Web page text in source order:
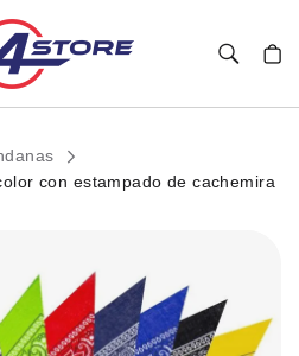
con estampado de cachemira